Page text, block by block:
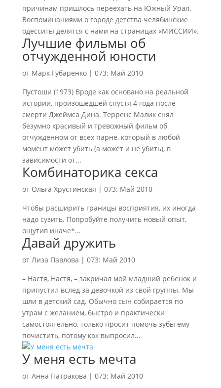
причинам пришлось переехать на Южный Урал.
Воспоминаниями о городе детства челябинские
одесситы делятся с нами на страницах «МИССИИ».
Лучшие фильмы об
отчужденной юности
от Марк Губаренко| 073: Май 2010
Пустоши (1973) Вроде как основано на реальной
истории, произошедшей спустя 4 года после
смерти Джеймса Дина. Терренс Малик снял
безумно красивый и тревожный фильм об
отчужденном от всех парне, который в любой
момент может убить (а может и не убить), в
зависимости от...
Комбинаторика секса
от Ольга Хрустинская | 073: Май 2010
Чтобы расширить границы восприятия, их иногда
надо сузить. Попробуйте получить новый опыт,
ощутив иначе*…
Давай дружить
от Лиза Павлова | 073: Май 2010
– Настя, Настя, – закричал мой младший ребенок и
припустил вслед за девочкой из свой группы. Мы
шли в детский сад. Обычно сын собирается по
утрам с желанием, быстро и практически
самостоятельно, только просит помочь зубы ему
почистить, потому как выпросил...
У меня есть мечта
от Анна Патракова | 073: Май 2010